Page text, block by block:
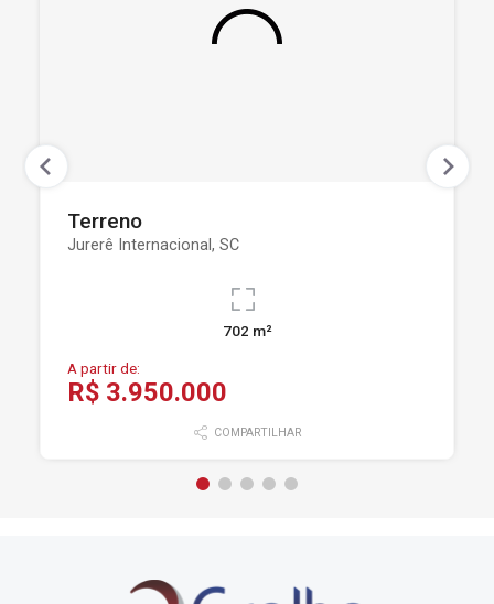
Terreno
Jurerê Internacional, SC
702 m²
A partir de:
R$ 3.950.000
COMPARTILHAR